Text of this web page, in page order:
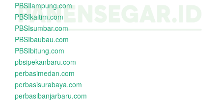
PBSIlampung.com
PBSIkaltim.com
PBSIsumbar.com
PBSIbaubau.com
PBSIbitung.com
pbsipekanbaru.com
perbasimedan.com
perbasisurabaya.com
perbasibanjarbaru.com